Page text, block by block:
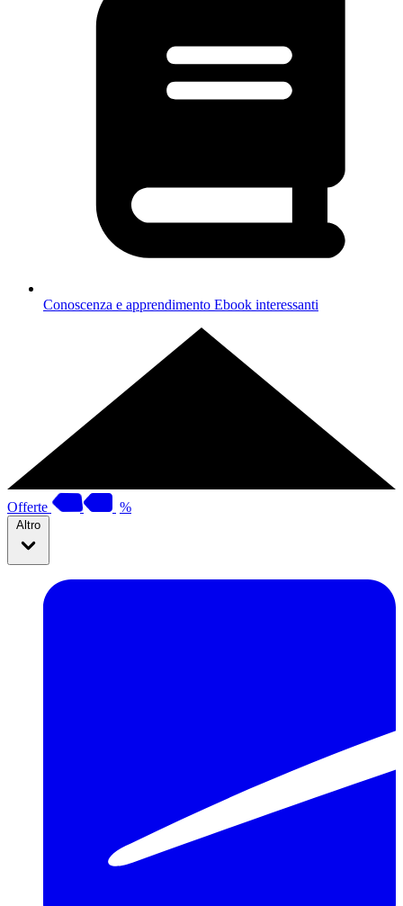
Conoscenza e apprendimento Ebook interessanti
Offerte %
Altro